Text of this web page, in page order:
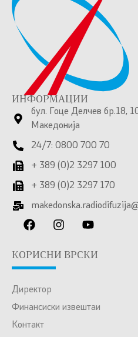
ИНФОРМАЦИИ
бул. Гоце Делчев бр.18,
Македонија
24/7: 0800 700 70
+ 389 (0)2 3297 100
+ 389 (0)2 3297 170
КОРИСНИ ВРСКИ
Директор
Финансиски извештаи
Контакт